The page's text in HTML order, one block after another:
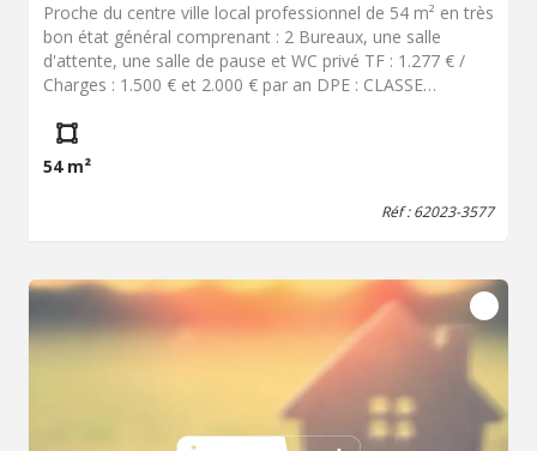
Proche du centre ville local professionnel de 54 m² en très
bon état général comprenant : 2 Bureaux, une salle
d'attente, une salle de pause et WC privé TF : 1.277 € /
Charges : 1.500 € et 2.000 € par an DPE : CLASSE
des coûts annuels d'énergie du logement pour un usage
standard : 1.311 € Année de référence des prix de
l'énergie pour établir cette estimation : 2021 Les
informations sur les risques auxquels ce bien est exposé
54 m²
Réf : 62023-3577